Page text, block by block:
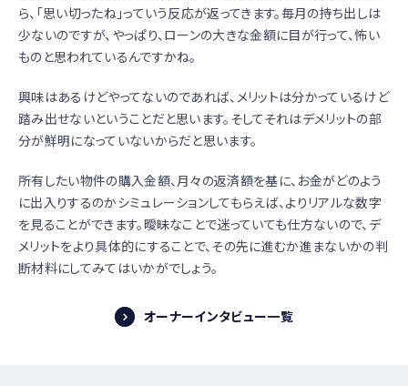
ら、「思い切ったね」っていう反応が返ってきます。毎月の持ち出しは
少ないのですが、やっぱり、ローンの大きな金額に目が行って、怖い
ものと思われているんですかね。
興味はあるけどやってないのであれば、メリットは分かっているけど
踏み出せないということだと思います。そしてそれはデメリットの部
分が鮮明になっていないからだと思います。
所有したい物件の購入金額、月々の返済額を基に、お金がどのよう
に出入りするのかシミュレーションしてもらえば、よりリアルな数字
を見ることができます。曖昧なことで迷っていても仕方ないので、デ
メリットをより具体的にすることで、その先に進むか進まないかの判
断材料にしてみてはいかがでしょう。
オーナーインタビュー一覧